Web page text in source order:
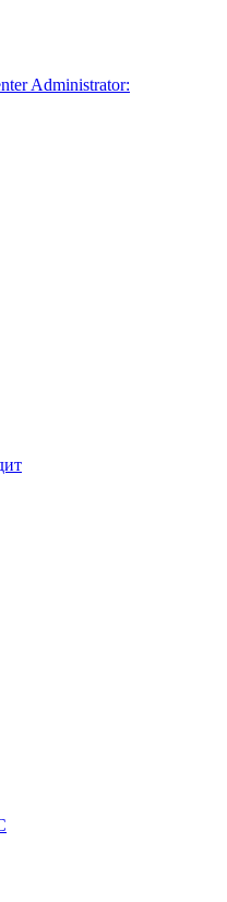
Administrator: